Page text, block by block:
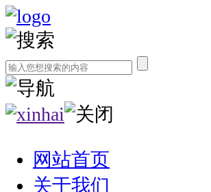
网站首页
关于我们